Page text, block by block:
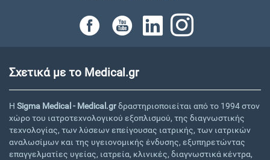
Σχετικά με το Medical.gr
Η Sigma Medical - Medical.grδραστηριοποιείται από το 1994 στον
χώρο του ιατροτεχνολογικού εξοπλισμού, της διαγνωστικής
τεχνολογίας, των λύσεων επείγουσας ιατρικής, των ιατρικών
αναλωσίμων και της υγειονομικής ένδυσης, εξυπηρετώντας
επαγγελματίες υγείας, ιατρεία, κλινικές, διαγνωστικά κέντρα,